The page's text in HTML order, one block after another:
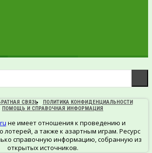
СВЯЗЬ
ПОЛИТИКА КОНФИДЕНЦИАЛЬНОСТИ
ПОМОЩЬ И СПРАВОЧНАЯ ИНФОРМАЦИЯ
не имеет отношения к проведению и
лотерей, а также к азартным играм. Ресурс
справочную информацию, собранную из
открытых источников.